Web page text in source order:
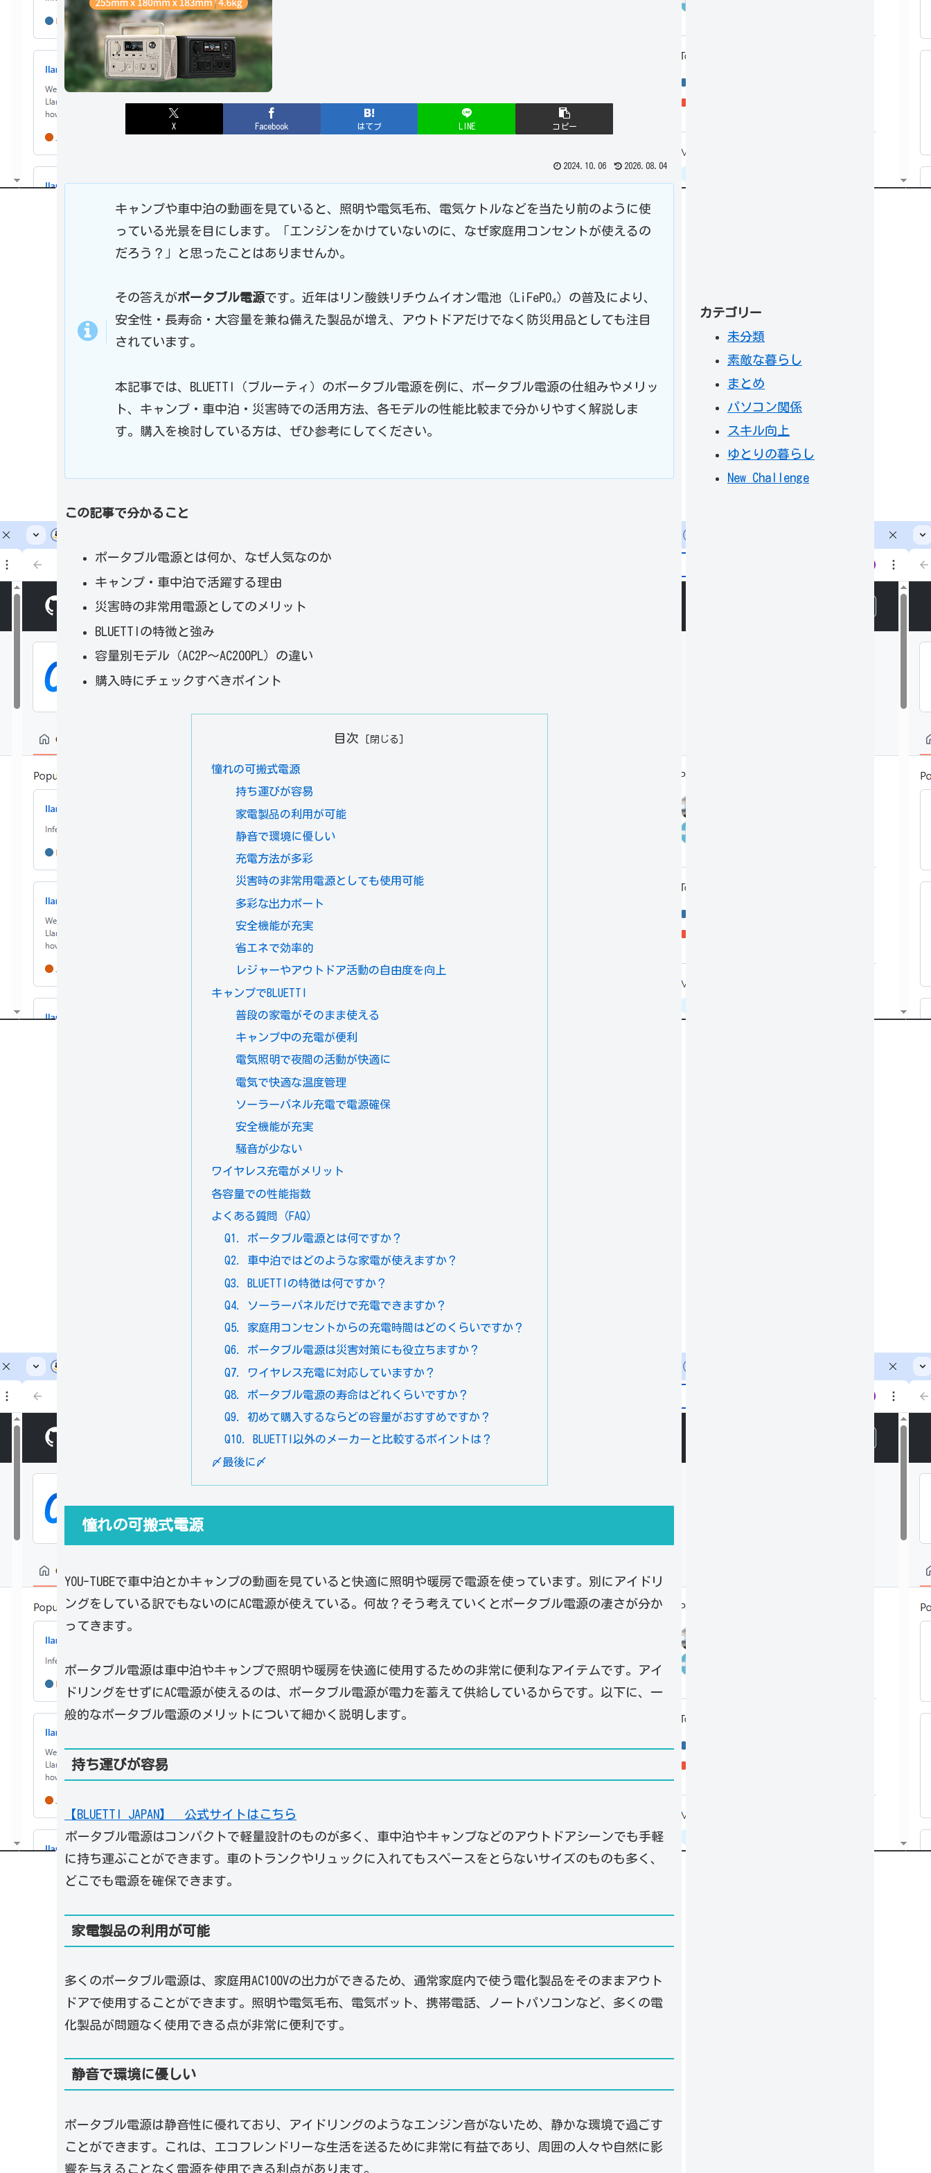
X Facebook はてブ LINE コピー
2024.10.06 2026.08.04
キャンプや車中泊の動画を見ていると、照明や電気毛布、電気ケトルなどを当たり前のように使
っている光景を目にします。「エンジンをかけていないのに、なぜ家庭用コンセントが使えるの
だろう？」と思ったことはありませんか。
その答えがポータブル電源です。近年はリン酸鉄リチウムイオン電池（LiFePO₄）の普及により、
安全性・長寿命・大容量を兼ね備えた製品が増え、アウトドアだけでなく防災用品としても注目
されています。
本記事では、BLUETTI（ブルーティ）のポータブル電源を例に、ポータブル電源の仕組みやメリッ
ト、キャンプ・車中泊・災害時での活用方法、各モデルの性能比較まで分かりやすく解説しま
す。購入を検討している方は、ぜひ参考にしてください。
この記事で分かること
ポータブル電源とは何か、なぜ人気なのか
キャンプ・車中泊で活躍する理由
災害時の非常用電源としてのメリット
BLUETTIの特徴と強み
容量別モデル（AC2P〜AC200PL）の違い
購入時にチェックすべきポイント
目次
憧れの可搬式電源
持ち運びが容易
家電製品の利用が可能
静音で環境に優しい
充電方法が多彩
災害時の非常用電源としても使用可能
多彩な出力ポート
安全機能が充実
省エネで効率的
レジャーやアウトドア活動の自由度を向上
キャンプでBLUETTI
普段の家電がそのまま使える
キャンプ中の充電が便利
電気照明で夜間の活動が快適に
電気で快適な温度管理
ソーラーパネル充電で電源確保
安全機能が充実
騒音が少ない
ワイヤレス充電がメリット
各容量での性能指数
よくある質問（FAQ）
Q1. ポータブル電源とは何ですか？
Q2. 車中泊ではどのような家電が使えますか？
Q3. BLUETTIの特徴は何ですか？
Q4. ソーラーパネルだけで充電できますか？
Q5. 家庭用コンセントからの充電時間はどのくらいですか？
Q6. ポータブル電源は災害対策にも役立ちますか？
Q7. ワイヤレス充電に対応していますか？
Q8. ポータブル電源の寿命はどれくらいですか？
Q9. 初めて購入するならどの容量がおすすめですか？
Q10. BLUETTI以外のメーカーと比較するポイントは？
〆最後に〆
憧れの可搬式電源
YOU-TUBEで車中泊とかキャンプの動画を見ていると快適に照明や暖房で電源を使っています。別にアイドリ
ングをしている訳でもないのにAC電源が使えている。何故？そう考えていくとポータブル電源の凄さが分か
ってきます。
ポータブル電源は車中泊やキャンプで照明や暖房を快適に使用するための非常に便利なアイテムです。アイ
ドリングをせずにAC電源が使えるのは、ポータブル電源が電力を蓄えて供給しているからです。以下に、一
般的なポータブル電源のメリットについて細かく説明します。
持ち運びが容易
【BLUETTI JAPAN】 公式サイトはこちら
ポータブル電源はコンパクトで軽量設計のものが多く、車中泊やキャンプなどのアウトドアシーンでも手軽
に持ち運ぶことができます。車のトランクやリュックに入れてもスペースをとらないサイズのものも多く、
どこでも電源を確保できます。
家電製品の利用が可能
多くのポータブル電源は、家庭用AC100Vの出力ができるため、通常家庭内で使う電化製品をそのままアウト
ドアで使用することができます。照明や電気毛布、電気ポット、携帯電話、ノートパソコンなど、多くの電
化製品が問題なく使用できる点が非常に便利です。
静音で環境に優しい
ポータブル電源は静音性に優れており、アイドリングのようなエンジン音がないため、静かな環境で過ごす
ことができます。これは、エコフレンドリーな生活を送るために非常に有益であり、周囲の人々や自然に影
響を与えることなく電源を使用できる利点があります。
カテゴリー
未分類
素敵な暮らし
まとめ
パソコン関係
スキル向上
ゆとりの暮らし
New Challenge